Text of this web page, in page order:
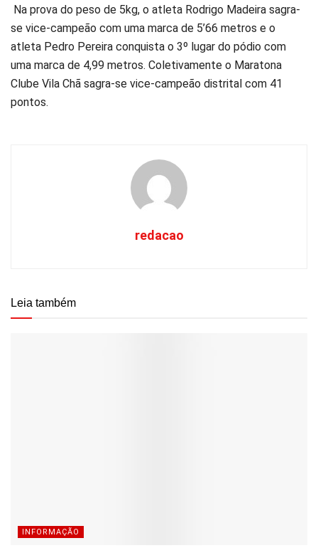
Na prova do peso de 5kg, o atleta Rodrigo Madeira sagra-
se vice-campeão com uma marca de 5’66 metros e o
atleta Pedro Pereira conquista o 3º lugar do pódio com
uma marca de 4,99 metros. Coletivamente o Maratona
Clube Vila Chã sagra-se vice-campeão distrital com 41
pontos.
redacao
Leia também
INFORMAÇÃO